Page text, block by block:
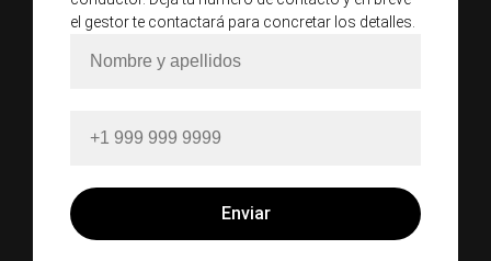
el gestor te contactará para concretar los detalles.